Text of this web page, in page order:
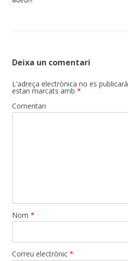
Deixa un comentari
L'adreça electrònica no es publicarà
estan marcats amb *
Comentari
Nom *
Correu electrònic *